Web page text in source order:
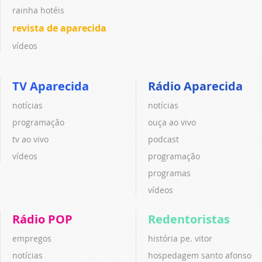
rainha hotéis
revista de aparecida
vídeos
TV Aparecida
notícias
programação
tv ao vivo
vídeos
Rádio Aparecida
notícias
ouça ao vivo
podcast
programação
programas
vídeos
Rádio POP
empregos
notícias
Redentoristas
história pe. vitor
hospedagem santo afonso